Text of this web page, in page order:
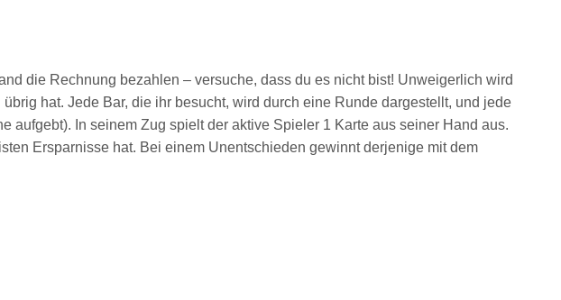
die Rechnung bezahlen – versuche, dass du es nicht bist! Unweigerlich wird
hat. Jede Bar, die ihr besucht, wird durch eine Runde dargestellt, und jede
In seinem Zug spielt der aktive Spieler 1 Karte aus seiner Hand aus.
Ersparnisse hat. Bei einem Unentschieden gewinnt derjenige mit dem